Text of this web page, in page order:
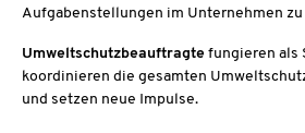
Aufgabenstellungen im Unternehmen
Umweltschutzbeauftragte fungieren als
koordinieren die gesamten
und setzen neue Impulse.